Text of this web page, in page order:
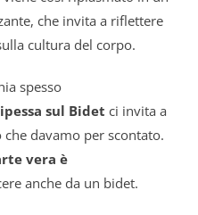
che invita a riflettere
cultura del corpo.
spesso
sul Bidet ci invita a
davamo per scontato.
vera è
anche da un bidet.